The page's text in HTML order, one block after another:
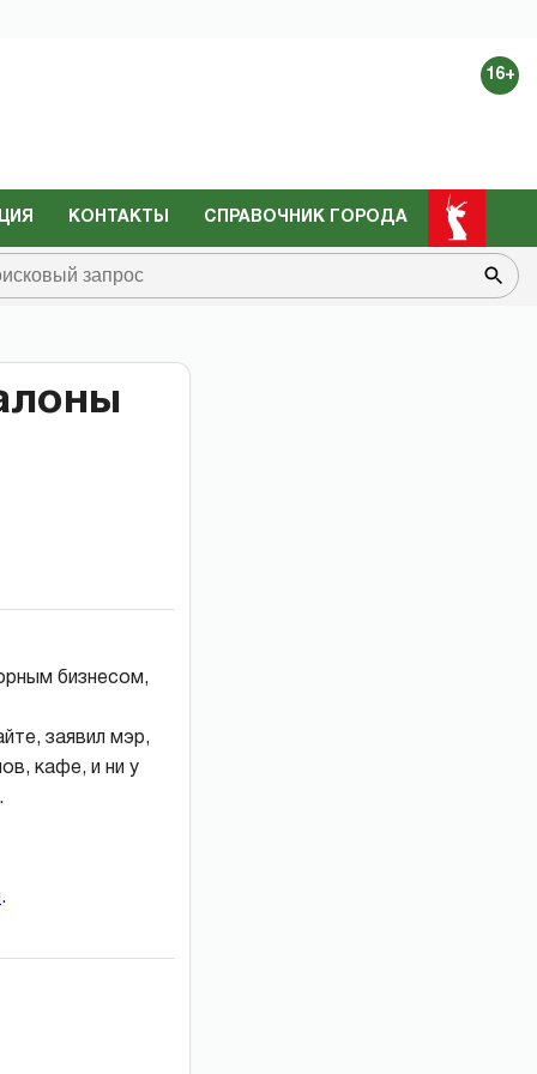
16+
КОНТАКТЫ СПРАВОЧНИК ГОРОДА
бизнесом,
заявил мэр,
кафе, и ни у
.